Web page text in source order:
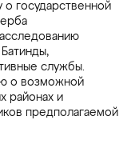
о государственной
службы.
о возможной
районах и
предполагаемой